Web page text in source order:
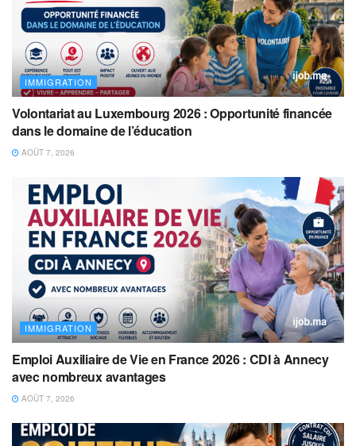
IMMIGRATION
Volontariat au Luxembourg 2026 : Opportunité financée
dans le domaine de l’éducation
AOÛT 7, 2026
IMMIGRATION
Emploi Auxiliaire de Vie en France 2026 : CDI à Annecy
avec nombreux avantages
AOÛT 7, 2026